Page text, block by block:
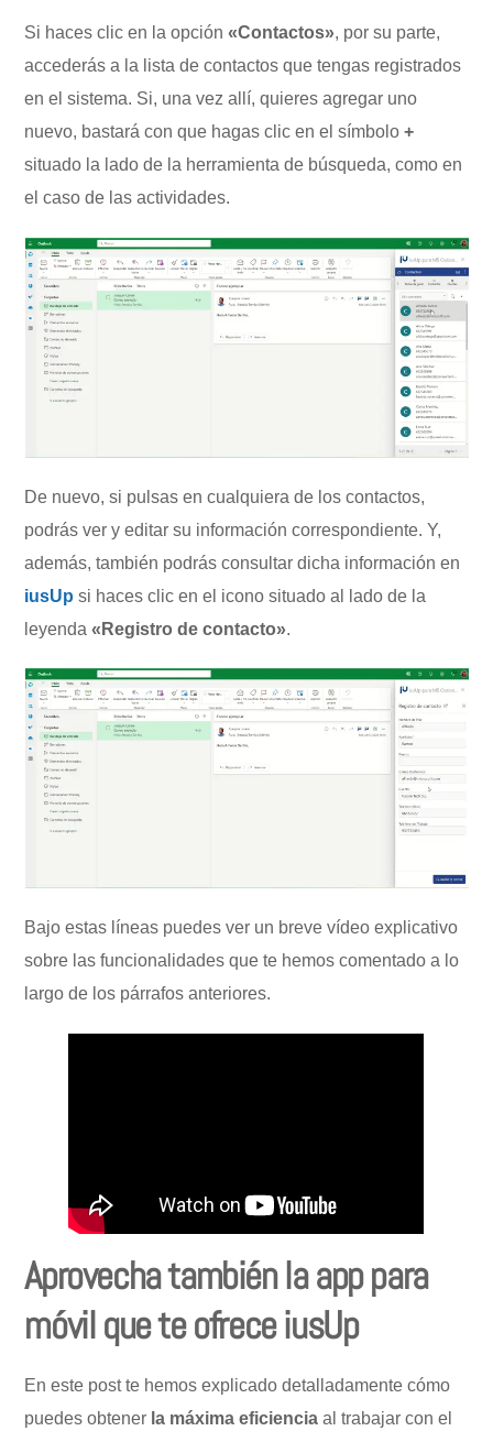
Si haces clic en la opción«Contactos», por su parte,
accederás a la lista de contactos que tengas registrados
en el sistema. Si, una vez allí, quieres agregar uno
nuevo, bastará con que hagas clic en el símbolo+
situado la lado de la herramienta de búsqueda, como en
el caso de las actividades.
De nuevo, si pulsas en cualquiera de los contactos,
podrás ver y editar su información correspondiente. Y,
además, también podrás consultar dicha información en
iusUp si haces clic en el icono situado al lado de la
leyenda«Registro de contacto».
Bajo estas líneas puedes ver un breve vídeo explicativo
sobre las funcionalidades que te hemos comentado a lo
largo de los párrafos anteriores.
Aprovecha también la app para
móvil que te ofrece iusUp
En este post te hemos explicado detalladamente cómo
puedes obtener la máxima eficiencia al trabajar con el